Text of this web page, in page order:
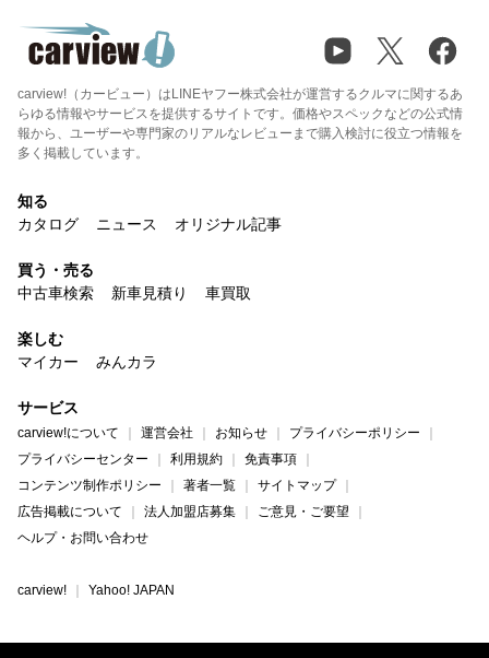
carview!（カービュー）はLINEヤフー株式会社が運営するクルマに関するあ
らゆる情報やサービスを提供するサイトです。価格やスペックなどの公式情
報から、ユーザーや専門家のリアルなレビューまで購入検討に役立つ情報を
多く掲載しています。
知る
カタログ
ニュース オリジナル記事
買う・売る
中古車検索
新車見積り 車買取
楽しむ
マイカー
みんカラ
サービス
carview!について 運営会社 お知らせ
プライバシーポリシー
プライバシーセンター
利用規約
免責事項
コンテンツ制作ポリシー
著者一覧
サイトマップ
広告掲載について
法人加盟店募集
ご意見・ご要望
ヘルプ・お問い合わせ
carview! Yahoo! JAPAN